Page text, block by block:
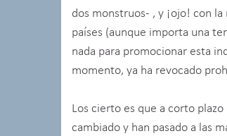
dos monstruos- , y ¡ojo! con
países (aunque importa una
nada para promocionar esta
momento, ya ha revocado
Los cierto es que a corto
cambiado y han pasado a las